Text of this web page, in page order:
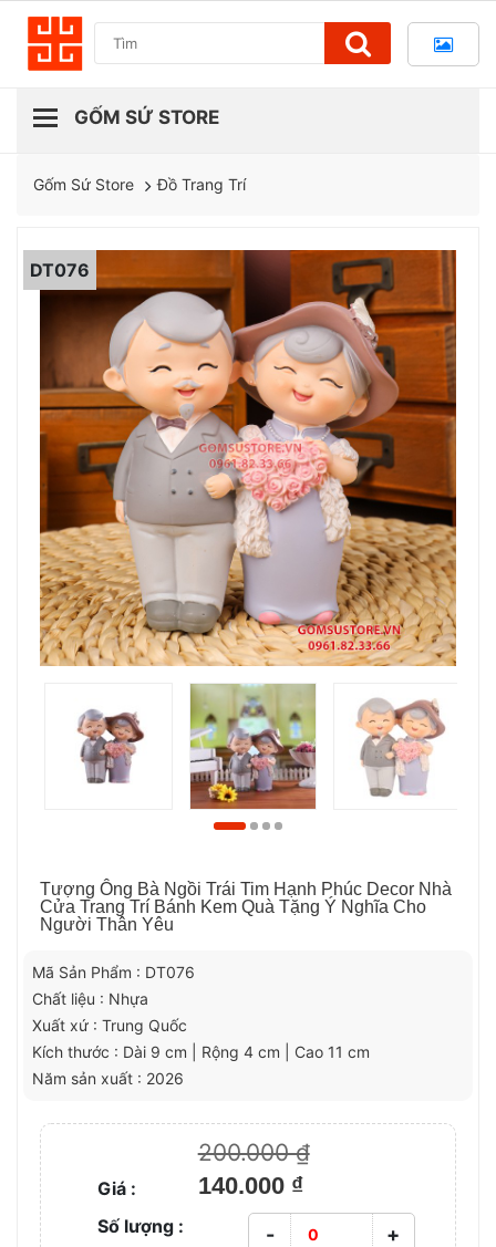
Gốm Sứ Store Đồ Trang Trí
DT076
Tượng Ông Bà Ngồi Trái Tim Hạnh Phúc Decor Nhà
Cửa Trang Trí Bánh Kem Quà Tặng Ý Nghĩa Cho
Người Thân Yêu
Mã Sản Phẩm : DT076
Chất liệu : Nhựa
Xuất xứ : Trung Quốc
Kích thước : Dài 9 cm | Rộng 4 cm | Cao 11 cm
Năm sản xuất : 2026
200.000 ₫
Giá : 140.000 ₫
Số lượng : - +